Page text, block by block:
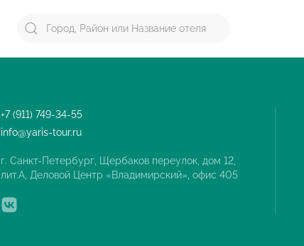
+7 (911) 749-34-55
info@yaris-tour.ru
г. Санкт-Петербург, Щербаков переулок, дом 12,
лит.А, Деловой Центр «Владимирский», офис 405